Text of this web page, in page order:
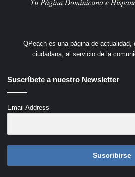
QPeach es una página de actualidad,
ciudadana, al servicio de la
Suscríbete a nuestro Newsletter
Email Address
Suscribirse